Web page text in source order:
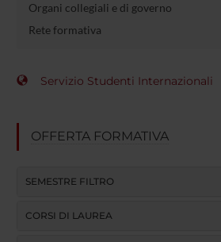
Organi collegiali e di governo
Rete formativa
Servizio Studenti Internazionali
OFFERTA FORMATIVA
SEMESTRE FILTRO
CORSI DI LAUREA